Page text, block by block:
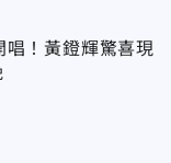
唱！黃鐙輝驚喜現